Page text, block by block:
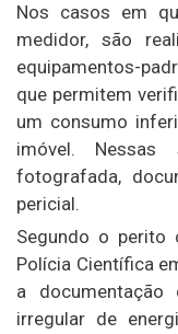
Nos casos em
medidor, são
equipamentos-
que permitem
um consumo
imóvel.
fotografada,
pericial.
Segundo o perito
Polícia Científica
a
irregular de